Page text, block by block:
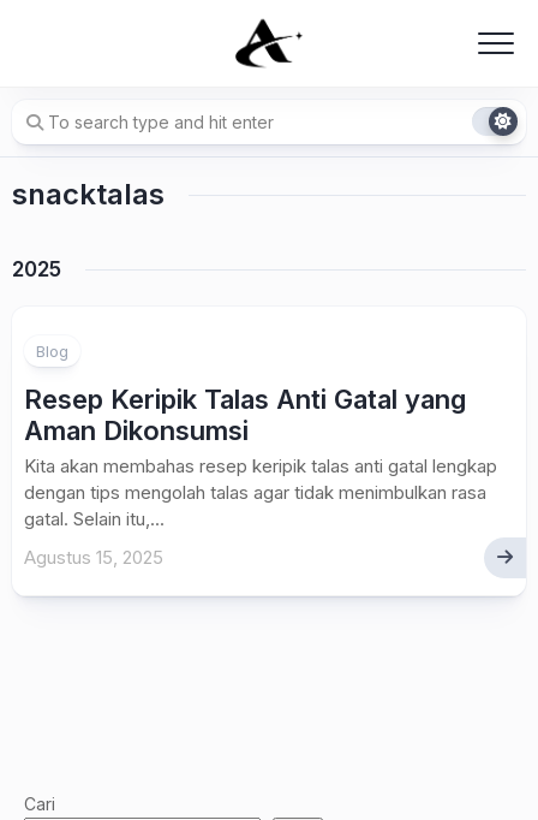
snacktalas
2025
Blog
Resep Keripik Talas Anti Gatal yang
Aman Dikonsumsi
Kita akan membahas resep keripik talas anti gatal lengkap
dengan tips mengolah talas agar tidak menimbulkan rasa
gatal. Selain itu,...
Agustus 15, 2025
Cari